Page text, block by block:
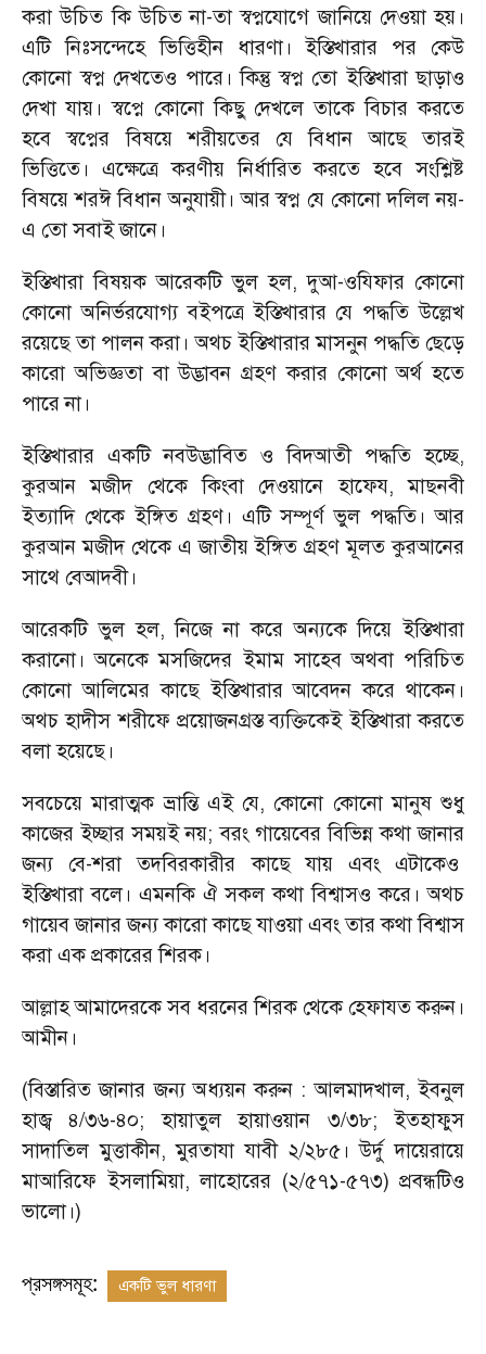
করা উচিত কি উচিত না-তা স্বপ্নযোগে জানিয়ে দেওয়া হয়।
এটি নিঃসন্দেহে ভিত্তিহীন ধারণা। ইস্তিখারার পর কেউ
কোনো স্বপ্ন দেখতেও পারে। কিন্তু স্বপ্ন তো ইস্তিখারা ছাড়াও
দেখা যায়। স্বপ্নে কোনো কিছু দেখলে তাকে বিচার করতে
হবে স্বপ্নের বিষয়ে শরীয়তের যে বিধান আছে তারই
ভিত্তিতে। এক্ষেত্রে করণীয় নির্ধারিত করতে হবে সংশ্লিষ্ট
বিষয়ে শরঈ বিধান অনুযায়ী। আর স্বপ্ন যে কোনো দলিল নয়-
এ তো সবাই জানে।
ইস্তিখারা বিষয়ক আরেকটি ভুল হল, দুআ-ওযিফার কোনো
কোনো অনির্ভরযোগ্য বইপত্রে ইস্তিখারার যে পদ্ধতি উল্লেখ
রয়েছে তা পালন করা। অথচ ইস্তিখারার মাসনুন পদ্ধতি ছেড়ে
কারো অভিজ্ঞতা বা উদ্ভাবন গ্রহণ করার কোনো অর্থ হতে
পারে না।
ইস্তিখারার একটি নবউদ্ভাবিত ও বিদআতী পদ্ধতি হচ্ছে,
কুরআন মজীদ থেকে কিংবা দেওয়ানে হাফেয, মাছনবী
ইত্যাদি থেকে ইঙ্গিত গ্রহণ। এটি সম্পূর্ণ ভুল পদ্ধতি। আর
কুরআন মজীদ থেকে এ জাতীয় ইঙ্গিত গ্রহণ মূলত কুরআনের
সাথে বেআদবী।
আরেকটি ভুল হল, নিজে না করে অন্যকে দিয়ে ইস্তিখারা
করানো। অনেকে মসজিদের ইমাম সাহেব অথবা পরিচিত
কোনো আলিমের কাছে ইস্তিখারার আবেদন করে থাকেন।
অথচ হাদীস শরীফে প্রয়োজনগ্রস্ত ব্যক্তিকেই ইস্তিখারা করতে
বলা হয়েছে।
সবচেয়ে মারাত্মক ভ্রান্তি এই যে, কোনো কোনো মানুষ শুধু
কাজের ইচ্ছার সময়ই নয়; বরং গায়েবের বিভিন্ন কথা জানার
জন্য বে-শরা তদবিরকারীর কাছে যায় এবং এটাকেও
ইস্তিখারা বলে। এমনকি ঐ সকল কথা বিশ্বাসও করে। অথচ
গায়েব জানার জন্য কারো কাছে যাওয়া এবং তার কথা বিশ্বাস
করা এক প্রকারের শিরক।
আল্লাহ আমাদেরকে সব ধরনের শিরক থেকে হেফাযত করুন।
আমীন।
(বিস্তারিত জানার জন্য অধ্যয়ন করুন : আলমাদখাল, ইবনুল
হাজ্ব ৪/৩৬-৪০; হায়াতুল হায়াওয়ান ৩/৩৮; ইতহাফুস
সাদাতিল মুত্তাকীন, মুরতাযা যাবী ২/২৮৫। উর্দু দায়েরায়ে
মাআরিফে ইসলামিয়া, লাহোরের (২/৫৭১-৫৭৩) প্রবন্ধটিও
ভালো।)
প্রসঙ্গসমূহ: একটি ভুল ধারণা